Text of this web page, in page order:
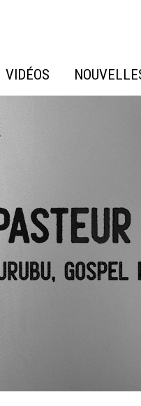
VIDÉOS